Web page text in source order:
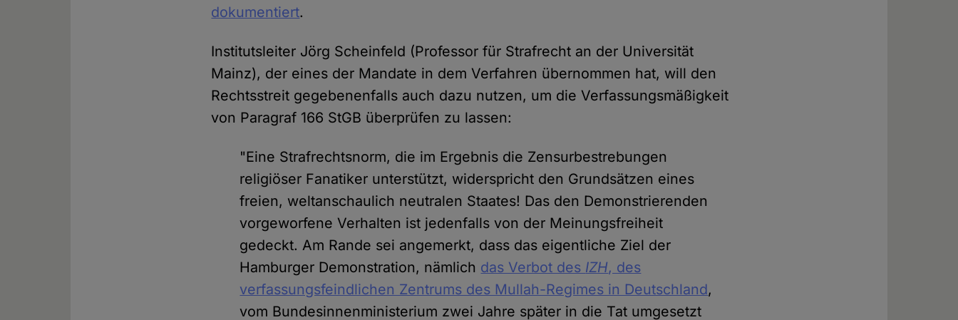
dokumentiert.
Institutsleiter Jörg Scheinfeld (Professor für Strafrecht an der Universität
Mainz), der eines der Mandate in dem Verfahren übernommen hat, will den
Rechtsstreit gegebenenfalls auch dazu nutzen, um die Verfassungsmäßigkeit
von Paragraf 166 StGB überprüfen zu lassen:
"Eine Strafrechtsnorm, die im Ergebnis die Zensurbestrebungen
religiöser Fanatiker unterstützt, widerspricht den Grundsätzen eines
freien, weltanschaulich neutralen Staates! Das den Demonstrierenden
vorgeworfene Verhalten ist jedenfalls von der Meinungsfreiheit
gedeckt. Am Rande sei angemerkt, dass das eigentliche Ziel der
Hamburger Demonstration, nämlich das Verbot des IZH, des
verfassungsfeindlichen Zentrums des Mullah-Regimes in Deutschland,
vom Bundesinnenministerium zwei Jahre später in die Tat umgesetzt